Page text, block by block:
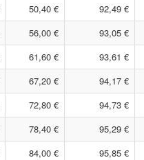
50,40 € 92,49 €
56,00 € 93,05 €
61,60 € 93,61 €
67,20 € 94,17 €
72,80 € 94,73 €
78,40 € 95,29 €
84,00 € 95,85 €